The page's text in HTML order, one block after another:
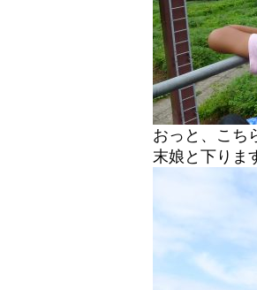
おっと、こち
末娘と下りま